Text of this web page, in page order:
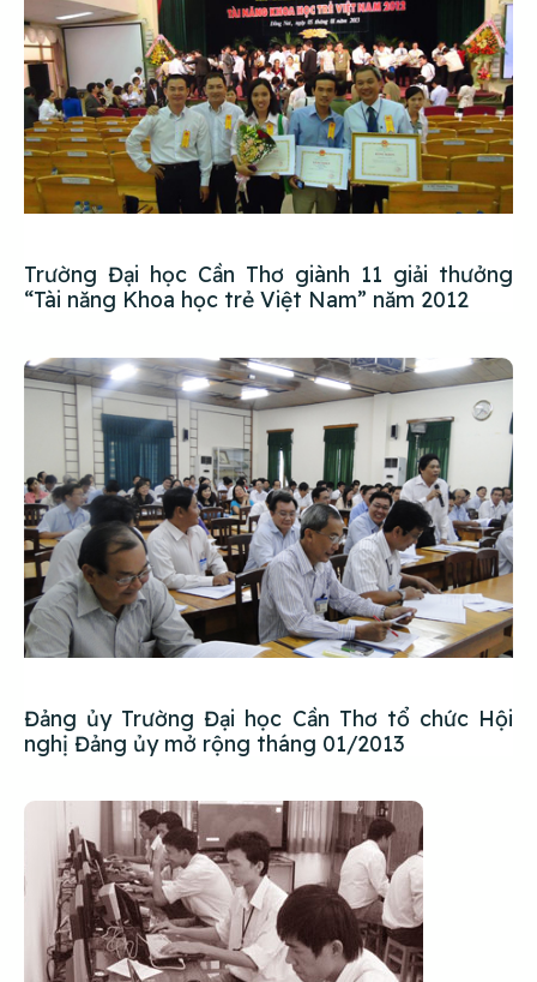
Trường Đại học Cần Thơ giành 11 giải thưởng
“Tài năng Khoa học trẻ Việt Nam” năm 2012
Đảng ủy Trường Đại học Cần Thơ tổ chức Hội
nghị Đảng ủy mở rộng tháng 01/2013